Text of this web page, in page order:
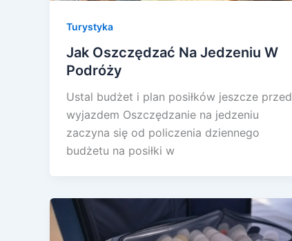
Turystyka
Jak Oszczędzać Na Jedzeniu W
Podróży
Ustal budżet i plan posiłków jeszcze przed
wyjazdem Oszczędzanie na jedzeniu
zaczyna się od policzenia dziennego
budżetu na posiłki w